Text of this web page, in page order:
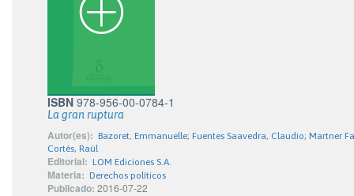
ISBN 978-956-00-0784-1
La gran ruptura
Autor(es): Bazoret, Emmanuelle; Fuentes Saavedra, Claudio; Martner
Cortés, Raúl
Editorial: LOM Ediciones S.A.
Materia: Derechos políticos
Publicado: 2016-07-22